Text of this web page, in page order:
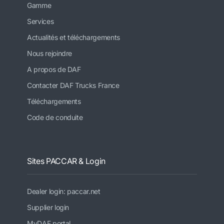
Gamme
Services
Actualités et téléchargements
Nous rejoindre
A propos de DAF
Contacter DAF Trucks France
Téléchargements
Code de conduite
Sites PACCAR & Login
Dealer login: paccar.net
Supplier login